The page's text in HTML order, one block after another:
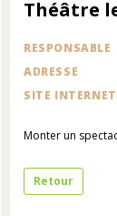
Théâtre
RESPONSABLE
ADRESSE
SITE INTERNET
Monter un
Retour